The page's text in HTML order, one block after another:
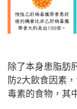
除了本身患脂肪
防2大飲食因素
毒素的食物，其